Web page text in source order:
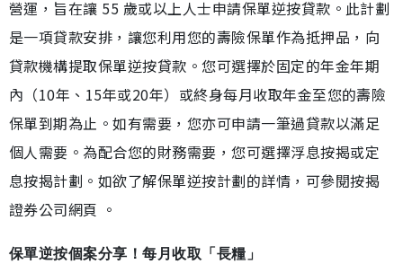
營運，旨在讓 55 歲或以上人士申請保單逆按貸款。此計劃
是一項貸款安排，讓您利用您的壽險保單作為抵押品，向
貸款機構提取保單逆按貸款。您可選擇於固定的年金年期
內（10年、15年或20年）或終身每月收取年金至您的壽險
保單到期為止。如有需要，您亦可申請一筆過貸款以滿足
個人需要。為配合您的財務需要，您可選擇浮息按揭或定
息按揭計劃。如欲了解保單逆按計劃的詳情，可參閱按揭
證券公司網頁 。
保單逆按個案分享！每月收取「長糧」